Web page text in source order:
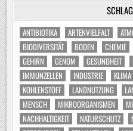
ANTIBIOTIKA ARTENVIELFALT
BIODIVERSITÄT
BODEN CHEMIE
GEHIRN
GENOM GESUNDHEIT
IMMUNZELLEN
INDUSTRIE KLIMA
KOHLENSTOFF
LANDNUTZUNG
MENSCH
MIKROORGANISMEN
NACHHALTIGKEIT
NATURSCHUTZ